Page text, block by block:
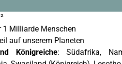
1 Milliarde Menschen
auf unserem Planeten
Königreiche: Südafrika,